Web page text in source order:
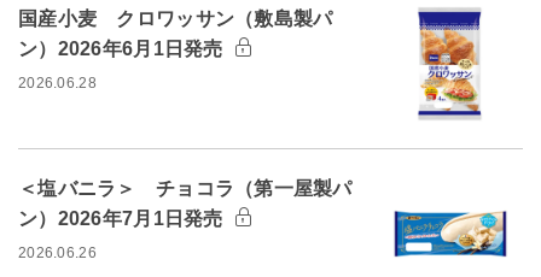
国産小麦 クロワッサン（敷島製パ
ン）2026年6月1日発売
2026.06.28
＜塩バニラ＞ チョコラ（第一屋製パ
ン）2026年7月1日発売
2026.06.26